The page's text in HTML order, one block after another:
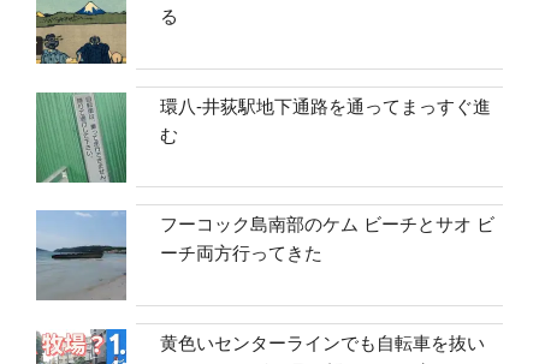
る
環八-井荻駅地下通路を通ってまっすぐ進
む
フーコック島南部のケム ビーチとサオ ビ
ーチ両方行ってきた
黄色いセンターラインでも自転車を抜い